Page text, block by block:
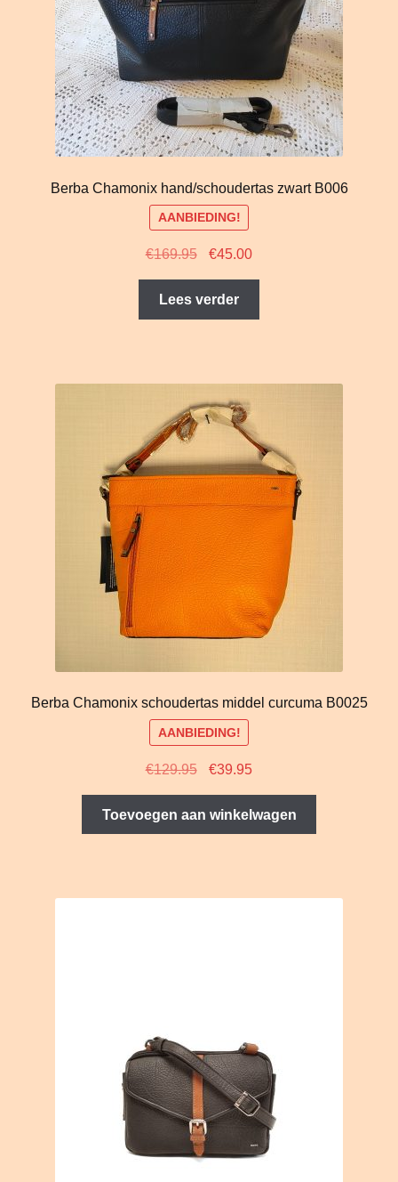
Berba Chamonix hand/schoudertas zwart B006
AANBIEDING!
€169.95
Oorspronkelijke
was:
€169.95.
€45.00Huidige
€45.00.
Lees verder
Berba Chamonix schoudertas middel curcuma B0025
AANBIEDING!
€129.95
Oorspronkelijke
was:
€129.95.
€39.95Huidige
is:
€39.95.
Toevoegen aan winkelwagen